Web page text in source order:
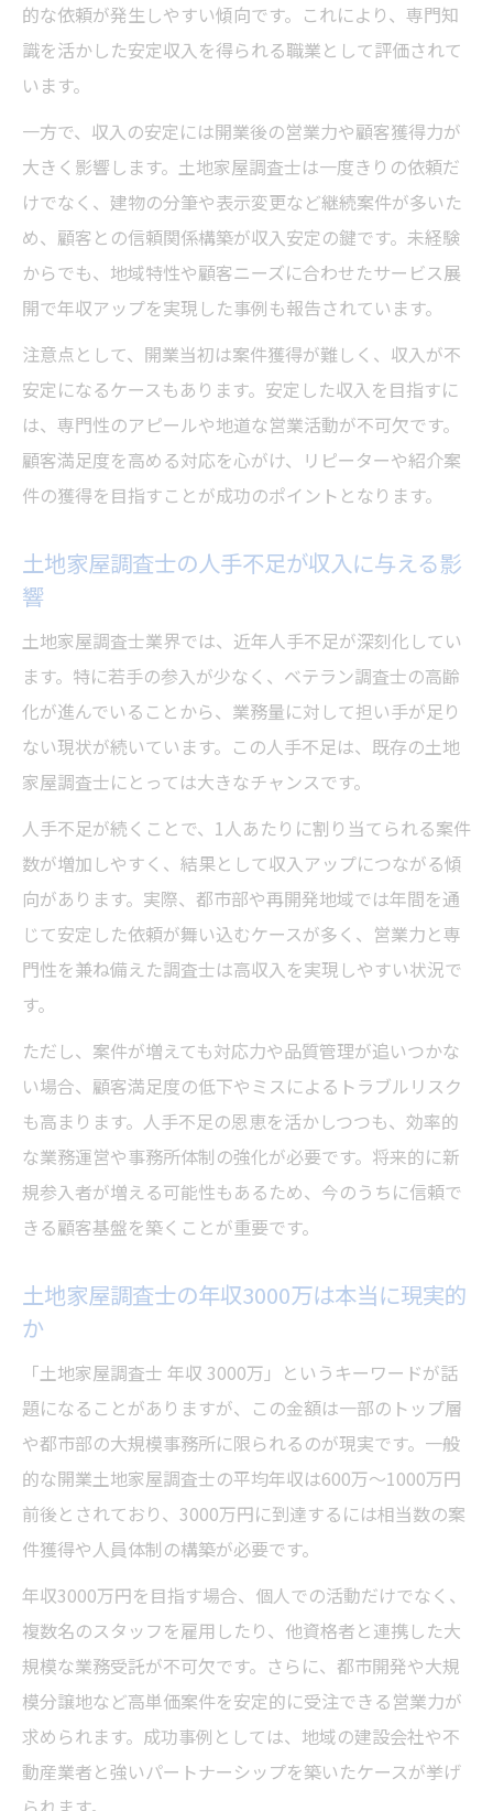
事例
土地家屋調査士の失敗談から学ぶ独立の注
土地家屋調査士開業が難しいと言われる理
由
土地家屋調査士で安定収入を目指す独立戦
略
現場の本音で語る土地家屋調査士の課題
土地家屋調査士の実務現場で直面する課題
とは
土地家屋調査士のやめとけと言われる理由
に迫る
土地家屋調査士が抱える顧客獲得の現実と
工夫
土地家屋調査士の料金表や業務負担の実情
土地家屋調査士と宅建の難易度や収入を比
土地家屋調査士と宅建の実務の違いを解説
土地家屋調査士が宅建と迷う際の判断材料
土地家屋調査士と宅建の開業後の現実を知
る
一人開業で知っておきたい成功の条件
土地家屋調査士の一人開業で失敗を防ぐ方
法
土地家屋調査士一人開業の収支や働き方の
現実
土地家屋調査士の営業活動と口コミの重要
性
介
土地家屋調査士やめとけの真相と実際のリ
スク
土地家屋調査士で失敗する人の共通点を分
析
望
土地家屋調査士が失敗を避けるための心得
土地家屋調査士の開業失敗から学ぶ教訓と
対策
的な依頼が発生しやすい傾向です。これにより、専門知
識を活かした安定収入を得られる職業として評価されて
います。
一方で、収入の安定には開業後の営業力や顧客獲得力が
大きく影響します。土地家屋調査士は一度きりの依頼だ
けでなく、建物の分筆や表示変更など継続案件が多いた
め、顧客との信頼関係構築が収入安定の鍵です。未経験
からでも、地域特性や顧客ニーズに合わせたサービス展
開で年収アップを実現した事例も報告されています。
注意点として、開業当初は案件獲得が難しく、収入が不
安定になるケースもあります。安定した収入を目指すに
は、専門性のアピールや地道な営業活動が不可欠です。
顧客満足度を高める対応を心がけ、リピーターや紹介案
件の獲得を目指すことが成功のポイントとなります。
土地家屋調査士の人手不足が収入に与える影
響
土地家屋調査士業界では、近年人手不足が深刻化してい
ます。特に若手の参入が少なく、ベテラン調査士の高齢
化が進んでいることから、業務量に対して担い手が足り
ない現状が続いています。この人手不足は、既存の土地
家屋調査士にとっては大きなチャンスです。
人手不足が続くことで、1人あたりに割り当てられる案件
数が増加しやすく、結果として収入アップにつながる傾
向があります。実際、都市部や再開発地域では年間を通
じて安定した依頼が舞い込むケースが多く、営業力と専
門性を兼ね備えた調査士は高収入を実現しやすい状況で
す。
ただし、案件が増えても対応力や品質管理が追いつかな
い場合、顧客満足度の低下やミスによるトラブルリスク
も高まります。人手不足の恩恵を活かしつつも、効率的
な業務運営や事務所体制の強化が必要です。将来的に新
規参入者が増える可能性もあるため、今のうちに信頼で
きる顧客基盤を築くことが重要です。
土地家屋調査士の年収3000万は本当に現実的
か
「土地家屋調査士 年収 3000万」というキーワードが話
題になることがありますが、この金額は一部のトップ層
や都市部の大規模事務所に限られるのが現実です。一般
的な開業土地家屋調査士の平均年収は600万～1000万円
前後とされており、3000万円に到達するには相当数の案
件獲得や人員体制の構築が必要です。
年収3000万円を目指す場合、個人での活動だけでなく、
複数名のスタッフを雇用したり、他資格者と連携した大
規模な業務受託が不可欠です。さらに、都市開発や大規
模分譲地など高単価案件を安定的に受注できる営業力が
求められます。成功事例としては、地域の建設会社や不
動産業者と強いパートナーシップを築いたケースが挙げ